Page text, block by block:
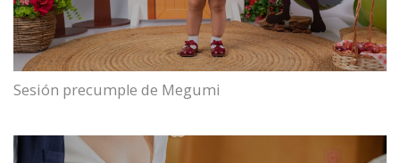
Sesión precumple de Megumi